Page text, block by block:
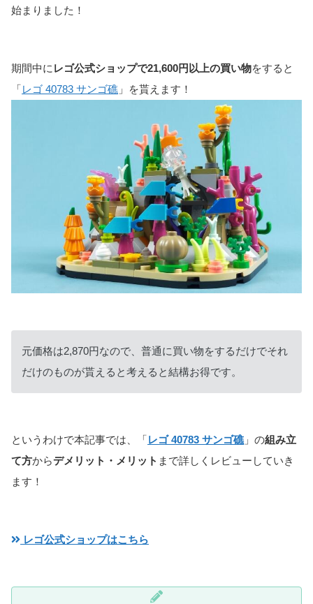
始まりました！
期間中に レゴ公式ショップで21,600円以上の買い物をすると
「レゴ 40783 サンゴ礁 」を貰えます！
元価格は2,870円なので、普通に買い物をするだけでそれ
だけのものが貰えると考えると結構お得です。
というわけで本記事では、「レゴ 40783 サンゴ礁 」の組み立
て方からデメリット・メリット まで詳しくレビューしていき
ます！
レゴ公式ショップはこちら